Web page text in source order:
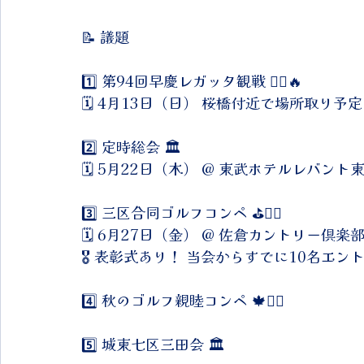
📝 議題
1️⃣ 第94回早慶レガッタ観戦 🚣‍♂️🔥
🗓 4月13日（日） 桜橋付近で場所取り予定
2️⃣ 定時総会 🏛
🗓 5月22日（木） @ 東武ホテルレバント
3️⃣ 三区合同ゴルフコンペ ⛳🏌️‍♂️
🗓 6月27日（金） @ 佐倉カントリー倶楽部
🎖 表彰式あり！ 当会からすでに10名エン
4️⃣ 秋のゴルフ親睦コンペ 🍁🏌️‍♀️
5️⃣ 城東七区三田会 🏛